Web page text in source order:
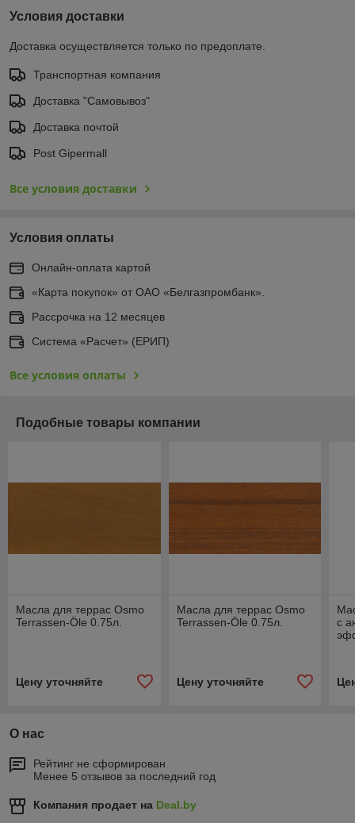
Условия доставки
Доставка осуществляется только по предоплате.
Транспортная компания
Доставка "Самовывоз"
Доставка почтой
Post Gipermall
Все условия доставки
Условия оплаты
Онлайн-оплата картой
«Карта покупок» от ОАО «Белгазпромбанк».
Рассрочка на 12 месяцев
Система «Расчет» (ЕРИП)
Все условия оплаты
Подобные товары компании
Масла для террас Osmo
Terrassen-Öle 0.75л.
Цену уточняйте
Масла для террас Osmo
Terrassen-Öle 0.75л.
Цену уточняйте
с
О нас
Рейтинг не сформирован
Менее 5 отзывов за последний год
Компания продает на Deal.by